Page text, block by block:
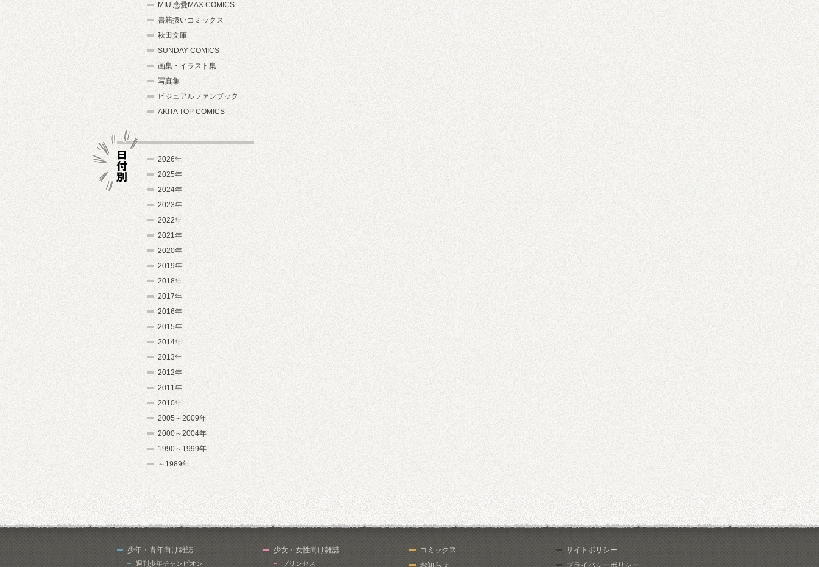
MIU 恋愛MAX COMICS
書籍扱いコミックス
秋田文庫
SUNDAY COMICS
画集・イラスト集
写真集
ビジュアルファンブック
AKITA TOP COMICS
2026年
2025年
2024年
2023年
2022年
2021年
2020年
2019年
2018年
2017年
2016年
2015年
2014年
2013年
2012年
2011年
2010年
2005～2009年
2000～2004年
1990～1999年
～1989年
少年・青年向け雑誌
週刊少年チャンピオン
少女・女性向け雑誌
プリンセス
コミックス
お知らせ
サイトポリシー
プライバシーポリシー